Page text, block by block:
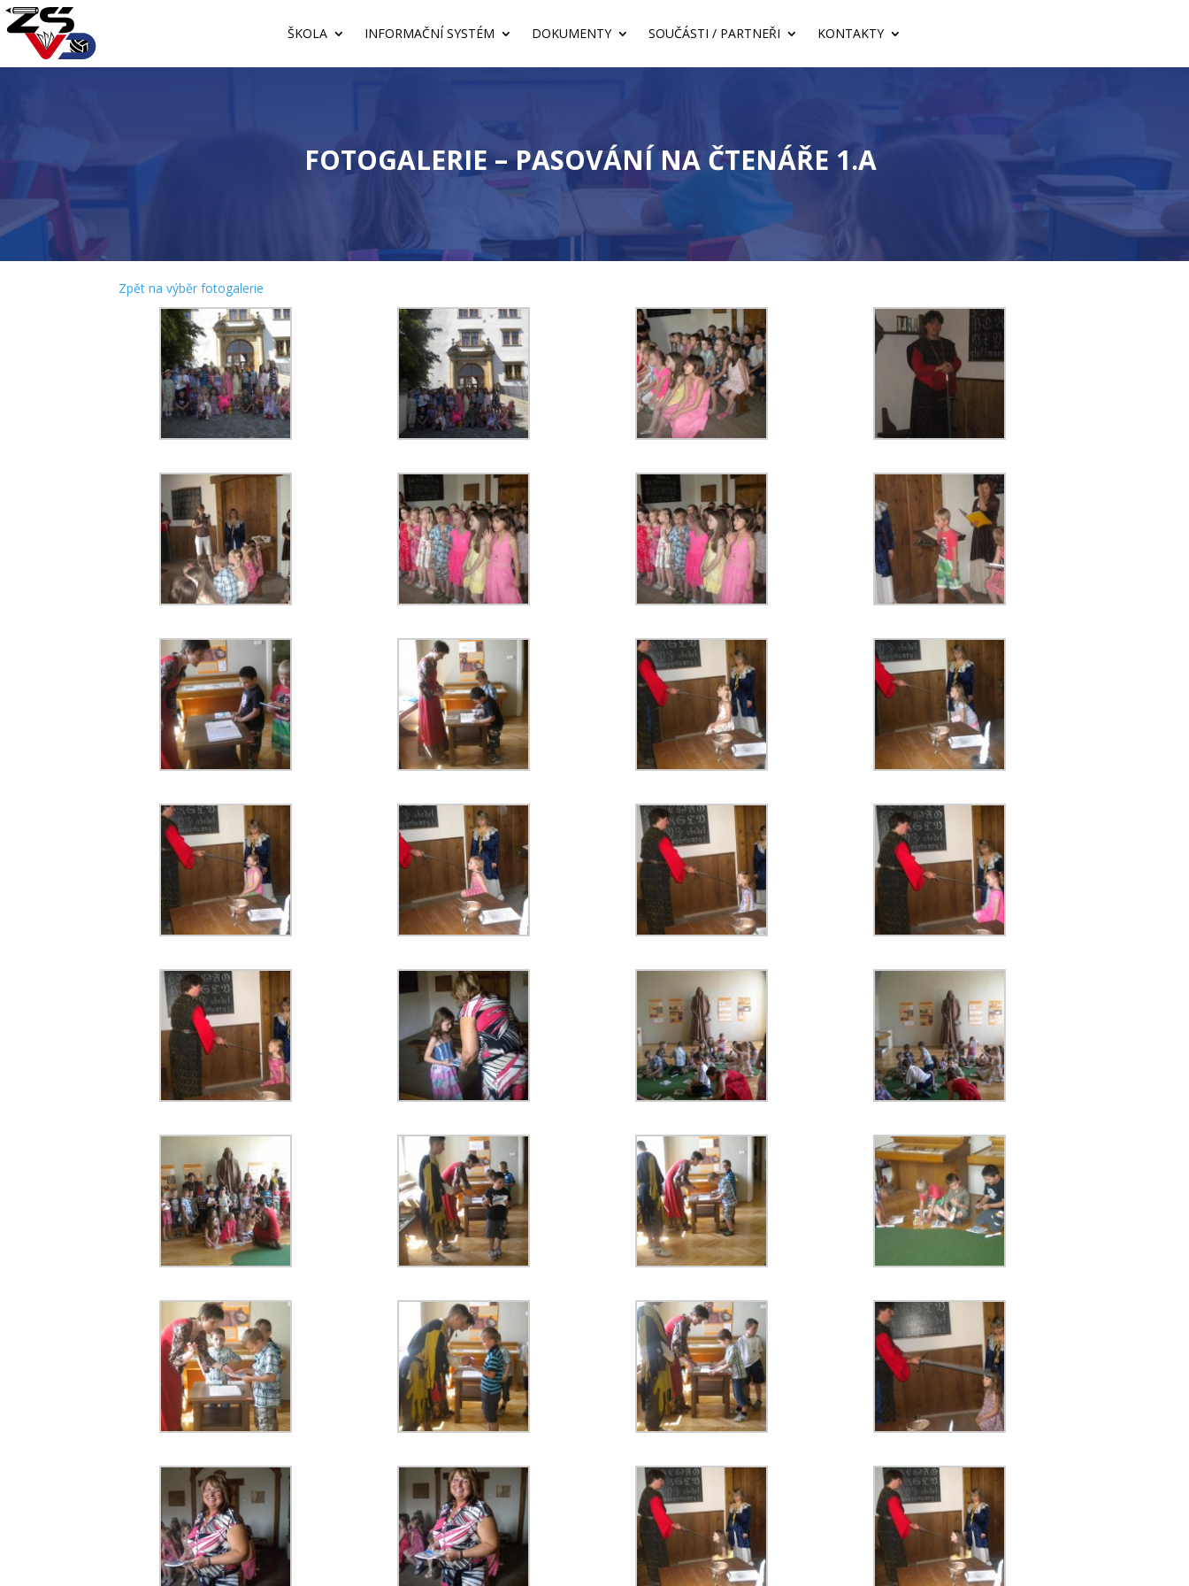
ŠKOLA INFORMAČNÍ SYSTÉM DOKUMENTY SOUČÁSTI / PARTNEŘI KONTAKTY
FOTOGALERIE – PASOVÁNÍ NA ČTENÁŘE 1.A
Zpět na výběr fotogalerie